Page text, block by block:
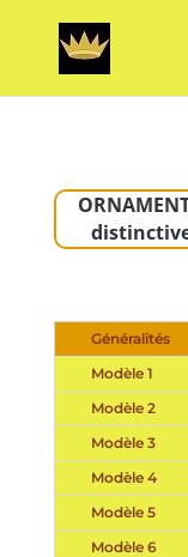
Généralités
Modèle 1
Modèle 2
Modèle 3
Modèle 4
Modèle 5
Modèle 6